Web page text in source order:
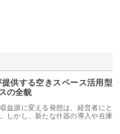
供する空きスペース活用型
の全貌
益源に変える発想は、経営者にと
しかし、新たな什器の導入や在庫